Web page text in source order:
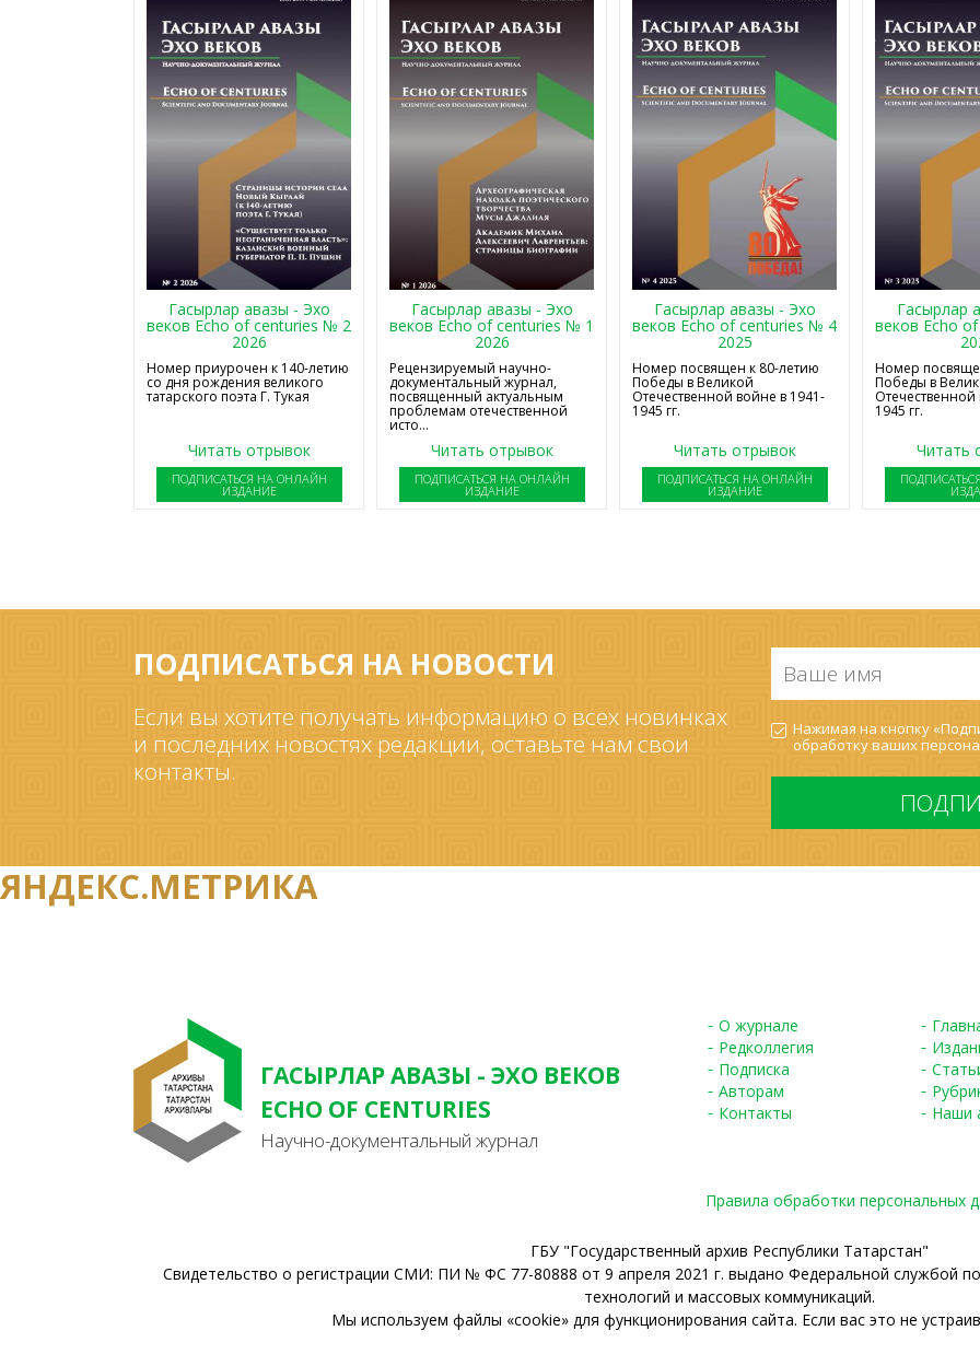
Гасырлар авазы - Эхо
веков Echo of centuries № 2
2026
Номер приурочен к 140-летию
со дня рождения великого
татарского поэта Г. Тукая
Читать отрывок
ПОДПИСАТЬСЯ НА ОНЛАЙН
ИЗДАНИЕ
Гасырлар авазы - Эхо
веков Echo of centuries № 1
2026
Рецензируемый научно-
документальный журнал,
посвященный актуальным
проблемам отечественной
исто...
Читать отрывок
ПОДПИСАТЬСЯ НА ОНЛАЙН
ИЗДАНИЕ
Гасырлар авазы - Эхо
веков Echo of centuries № 4
2025
Номер посвящен к 80-летию
Победы в Великой
Отечественной войне в 1941-
1945 гг.
Читать отрывок
ПОДПИСАТЬСЯ НА ОНЛАЙН
ИЗДАНИЕ
Гасырлар
веков Echo
Номер
Победы в
1945 гг.
Читать
ПОДПИСАТЬСЯ НА НОВОСТИ
Если вы хотите получать информацию о всех новинках
и последних новостях редакции, оставьте нам свои
контакты.
имя
*
Согласие
на
обработку
*
Нажимая на кнопку
обработку ваших
ЯНДЕКС.МЕТРИКА
ГАСЫРЛАР АВАЗЫ - ЭХО ВЕКОВ
ECHO OF CENTURIES
Научно-документальный журнал
О журнале
Редколлегия
Подписка
Авторам
Контакты
Наши
Правила обработки персональных
ГБУ "Государственный архив Республики Татарстан"
Свидетельство о регистрации СМИ: ПИ № ФС 77-80888 от 9 апреля 2021 г. выдано Федеральной службой
технологий и массовых коммуникаций.
Мы используем файлы «cookie» для функционирования сайта. Если вас это не